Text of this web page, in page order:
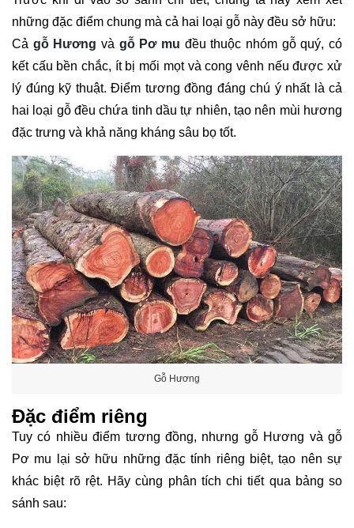
những đặc điểm chung mà cả hai loại gỗ này đều sở hữu:
Cả gỗ Hương và gỗ Pơ mu đều thuộc nhóm gỗ quý, có
kết cấu bền chắc, ít bị mối mọt và cong vênh nếu được xử
lý đúng kỹ thuật. Điểm tương đồng đáng chú ý nhất là cả
hai loại gỗ đều chứa tinh dầu tự nhiên, tạo nên mùi hương
đặc trưng và khả năng kháng sâu bọ tốt.
Gỗ Hương
Đặc điểm riêng
Tuy có nhiều điểm tương đồng, nhưng gỗ Hương và gỗ
Pơ mu lại sở hữu những đặc tính riêng biệt, tạo nên sự
khác biệt rõ rệt. Hãy cùng phân tích chi tiết qua bảng so
sánh sau: